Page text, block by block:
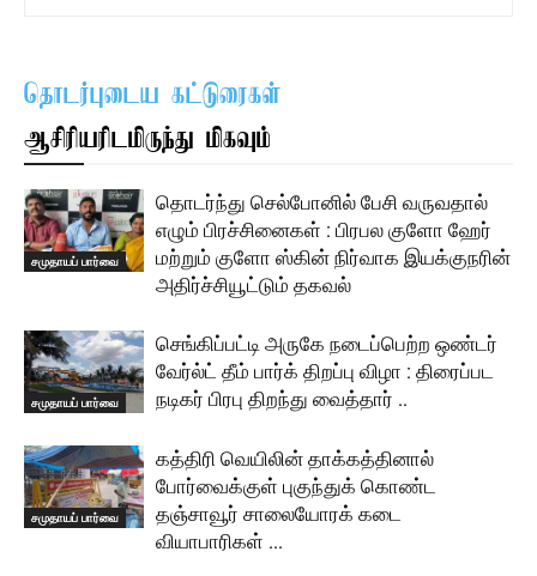
தொடர்புடைய கட்டுரைகள்
ஆசிரியரிடமிருந்து மிகவும்
சமுதாயப் பார்வை
தொடர்ந்து செல்போனில் பேசி வருவதால்
எழும் பிரச்சினைகள் : பிரபல குளோ ஹேர்
மற்றும் குளோ ஸ்கின் நிர்வாக இயக்குநரின்
அதிர்ச்சியூட்டும் தகவல்
சமுதாயப் பார்வை
செங்கிப்பட்டி அருகே நடைப்பெற்ற ஒண்டர்
வேர்ல்ட் தீம் பார்க் திறப்பு விழா : திரைப்பட
நடிகர் பிரபு திறந்து வைத்தார் ..
சமுதாயப் பார்வை
கத்திரி வெயிலின் தாக்கத்தினால்
போர்வைக்குள் புகுந்துக் கொண்ட
தஞ்சாவூர் சாலையோரக் கடை
வியாபாரிகள் …